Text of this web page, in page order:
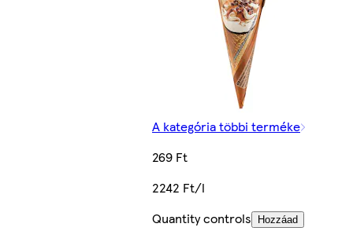
A kategória többi terméke
269 Ft
2242 Ft/l
Quantity controls
Hozzáad